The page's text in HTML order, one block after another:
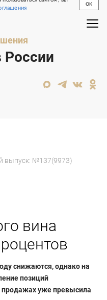
OK
России
выпуск: №137(9973)
вина
снижаются, однако на
позиций
продажах уже превысила